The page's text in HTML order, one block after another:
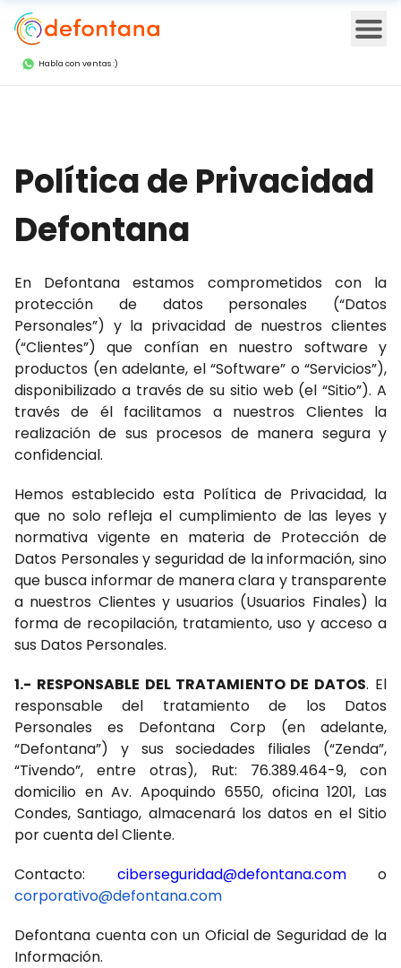
Habla con ventas :)
Política de Privacidad
Defontana
En Defontana estamos comprometidos con la
protección de datos personales (“Datos
Personales”) y la privacidad de nuestros clientes
(“Clientes”) que confían en nuestro software y
productos (en adelante, el “Software” o “Servicios”),
disponibilizado a través de su sitio web (el “Sitio”). A
través de él facilitamos a nuestros Clientes la
realización de sus procesos de manera segura y
confidencial.
Hemos establecido esta Política de Privacidad, la
que no solo refleja el cumplimiento de las leyes y
normativa vigente en materia de Protección de
Datos Personales y seguridad de la información, sino
que busca informar de manera clara y transparente
a nuestros Clientes y usuarios (Usuarios Finales) la
forma de recopilación, tratamiento, uso y acceso a
sus Datos Personales.
1.- RESPONSABLE DEL TRATAMIENTO DE DATOS. El
responsable del tratamiento de los Datos
Personales es Defontana Corp (en adelante,
“Defontana”) y sus sociedades filiales (“Zenda”,
“Tivendo”, entre otras), Rut: 76.389.464-9, con
domicilio en Av. Apoquindo 6550, oficina 1201, Las
Condes, Santiago, almacenará los datos en el Sitio
por cuenta del Cliente.
Contacto: ciberseguridad@defontana.como
corporativo@defontana.com
Defontana cuenta con un Oficial de Seguridad de la
Información.